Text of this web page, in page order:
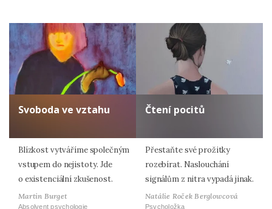
Svoboda ve vztahu
Blízkost vytváříme společným
vstupem do nejistoty. Jde
o existenciální zkušenost.
Martin Burget
Absolvent psychologie
Čtení pocitů
Přestaňte své prožitky
rozebírat. Naslouchání
signálům z nitra vypadá jinak.
Natálie Roček Berglowcová
Psycholožka